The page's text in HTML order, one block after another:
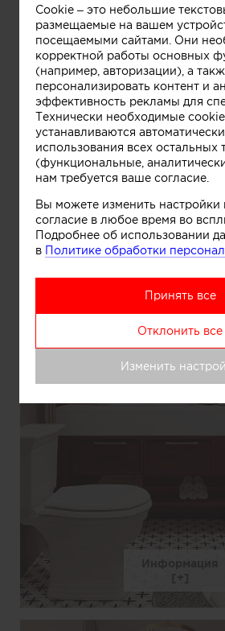
Информация
Cookie – это небольшие
размещаемые на вашем
посещаемыми сайтами. Они
корректной работы основных
(например, авторизации), а
персонализировать контент и
эффективность рекламы для
Технически необходимые cookie
устанавливаются
использования всех остальных
(функциональные,
нам требуется ваше согласие.
Вы можете изменить настройки
согласие в любое время во
Подробнее об использовании
в Политике обработки
Принять все
Отклонить все
Изменить